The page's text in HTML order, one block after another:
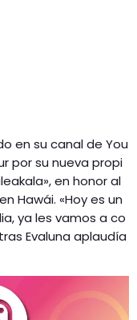
en su canal de You
por su nueva propi
en honor al
Hawái. «Hoy es un
ya les vamos a co
Evaluna aplaudía